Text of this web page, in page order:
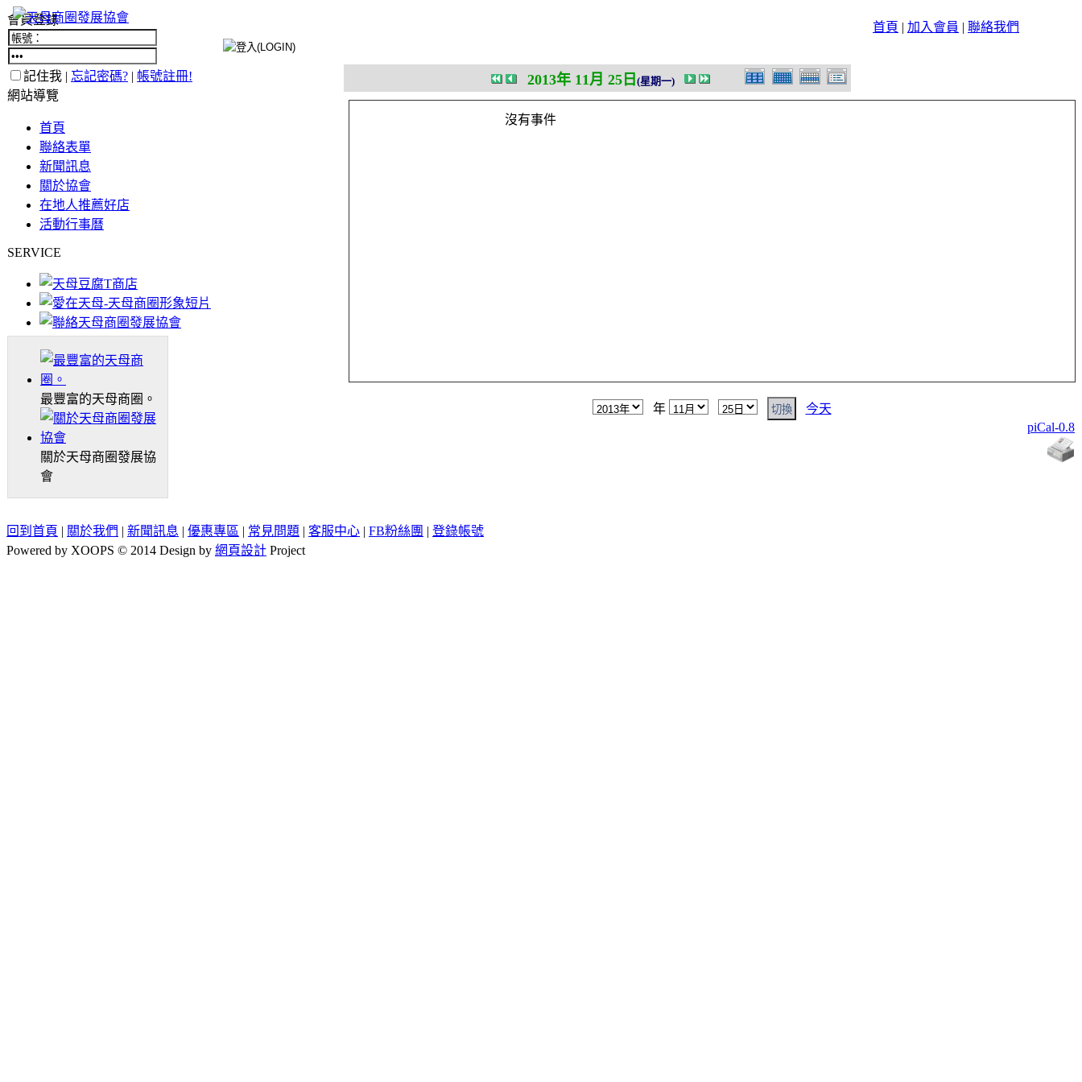
首頁 | 加入會員 | 聯絡我們
會員登錄
記住我 | 忘記密碼? | 帳號註冊!
網站導覽
首頁
聯絡表單
新聞訊息
關於協會
在地人推薦好店
活動行事曆
SERVICE
最豐富的天母商圈。
關於天母商圈發展協
會
2013年 11月 25日 (星期一)
沒有事件
年
今天
piCal-0.8
回到首頁 | 關於我們 | 新聞訊息 | 優惠專區 | 常見問題 | 客服中心 | FB粉絲團 | 登錄帳號
Powered by XOOPS © 2014 Design by 網頁設計 Project